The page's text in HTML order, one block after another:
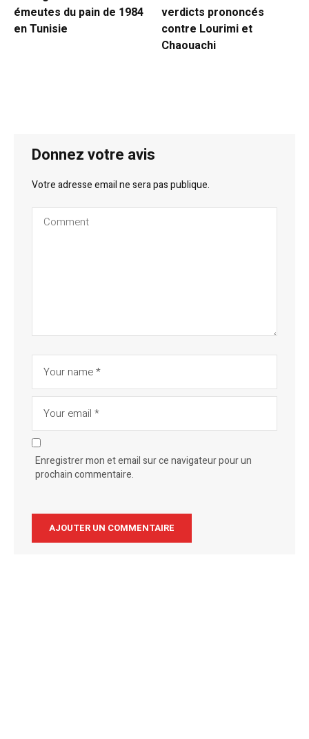
émeutes du pain de 1984
en Tunisie
verdicts prononcés
contre Lourimi et
Chaouachi
Donnez votre avis
Votre adresse email ne sera pas publique.
Enregistrer mon et email sur ce navigateur pour un
prochain commentaire.